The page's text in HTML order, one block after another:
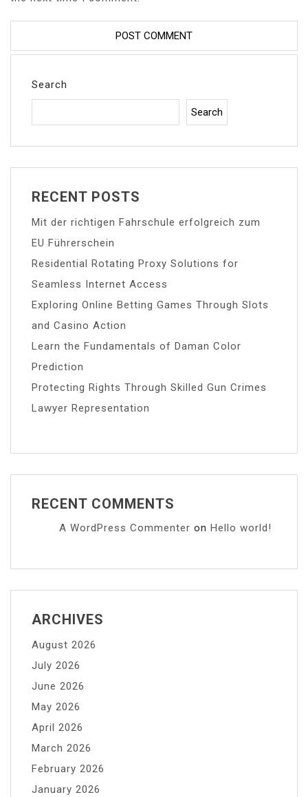
Search
Search
RECENT POSTS
Mit der richtigen Fahrschule erfolgreich zum
EU Führerschein
Residential Rotating Proxy Solutions for
Seamless Internet Access
Exploring Online Betting Games Through Slots
and Casino Action
Learn the Fundamentals of Daman Color
Prediction
Protecting Rights Through Skilled Gun Crimes
Lawyer Representation
RECENT COMMENTS
A WordPress Commenter on Hello world!
ARCHIVES
August 2026
July 2026
June 2026
May 2026
April 2026
March 2026
February 2026
January 2026